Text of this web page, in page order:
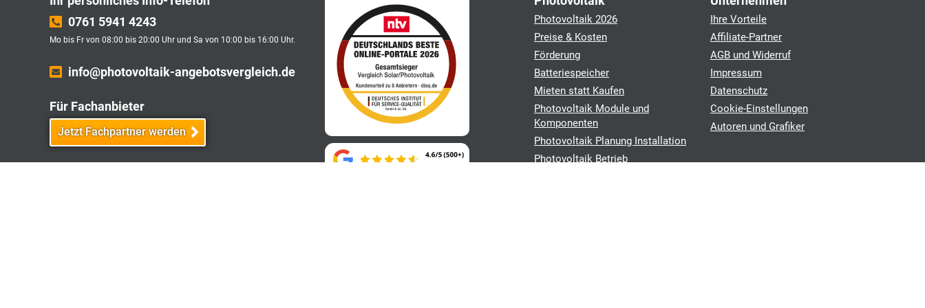
0761 5941 4243
Mo bis Fr von 08:00 bis 20:00 Uhr und Sa von 10:00 bis 16:00 Uhr.
info@photovoltaik-angebotsvergleich.de
Für Fachanbieter
Jetzt Fachpartner werden
Photovoltaik 2026
Preise & Kosten
Förderung
Batteriespeicher
Mieten statt Kaufen
Photovoltaik Module und
Komponenten
Photovoltaik Planung Installation
Photovoltaik Betrieb
Ihre Vorteile
Affiliate-Partner
AGB und Widerruf
Impressum
Datenschutz
Cookie-Einstellungen
Autoren und Grafiker